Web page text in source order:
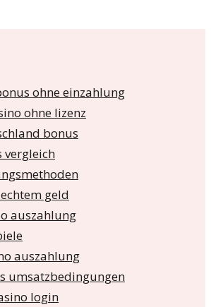
ohne einzahlung
ohne lizenz
bonus
vergleich
geld
auszahlung
auszahlung
umsatzbedingungen
login